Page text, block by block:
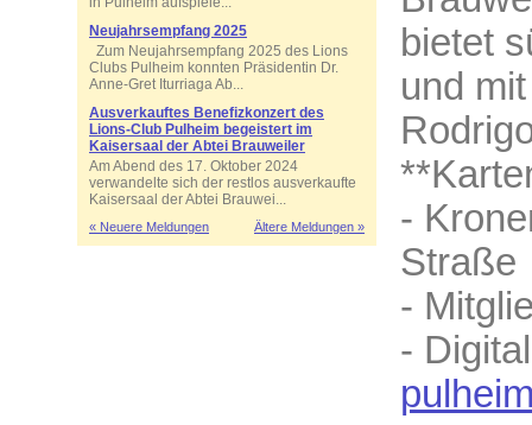
Neujahrsempfang 2025
Zum Neujahrsempfang 2025 des Lions
Clubs Pulheim konnten Präsidentin Dr.
Anne-Gret Iturriaga Ab...
Ausverkauftes Benefizkonzert des
Lions-Club Pulheim begeistert im
Kaisersaal der Abtei Brauweiler
Am Abend des 17. Oktober 2024
verwandelte sich der restlos ausverkaufte
Kaisersaal der Abtei Brauwei...
« Neuere Meldungen Ältere Meldungen »
bietet
und
-
Straße
-
-